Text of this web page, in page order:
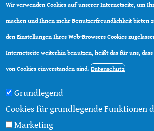
Kauf von Mittelwänden ist
teilen
Wir verwenden Cookies auf unserer Internetseite, um
machen und Ihnen mehr Benutzerfreundlichkeit bieten
den Einstellungen Ihres Web-Browsers Cookies
Internetseite weiterhin benutzen, heißt das für uns,
von Cookies einverstanden sind. Datenschutz
Grundlegend
Cookies für grundlegende Funktionen
Marketing